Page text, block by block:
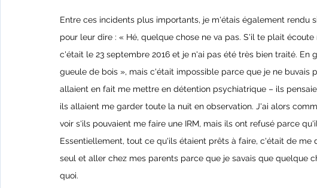
Entre ces incidents plus importants, je m'étais également rendu
pour leur dire : « Hé, quelque chose ne va pas. S'il te plait
c'était le 23 septembre 2016 et je n'ai pas été très bien traité. En
gueule de bois », mais c'était impossible parce que je ne buvais
allaient en fait me mettre en détention psychiatrique – ils
ils allaient me garder toute la nuit en observation. J'ai alors
voir s'ils pouvaient me faire une IRM, mais ils ont refusé parce
Essentiellement, tout ce qu'ils étaient prêts à faire, c'était de me
seul et aller chez mes parents parce que je savais que quelque
quoi.